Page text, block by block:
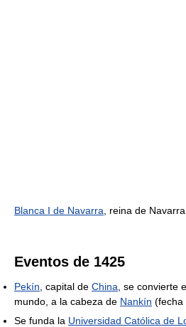
Blanca I de Navarra , reina de Navarra.
Eventos de 1425
Pekín , capital de China , se convierte
mundo, a la cabeza de Nankín (fecha
Se funda la Universidad Católica de